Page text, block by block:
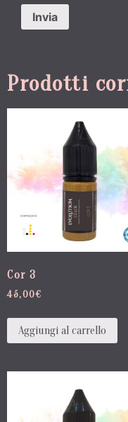
Prodotti
Cor 3
45,00€
Aggiungi al carrello